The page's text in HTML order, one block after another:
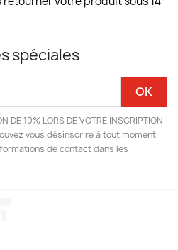
spéciales
DE 10% LORS DE VOTRE INSCRIPTION
vous désinscrire à tout moment.
de contact dans les